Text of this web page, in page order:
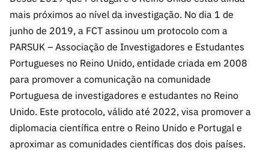
Instituiçõ
es de I&D
Infraestru
turas
Outros
Apoios
Instituiçõ
es I&D
Infraestru
turas
Prémios
Outros
Apoios
Arquivo, Documentação
e Informação
Acesso a dados
estatísticos para fins
científicos – Protocolo
Newsletter
Agenda
Publicações
Media e
Identidade
de Marca
Subscrever
Newsletter
Subscrever
Direct Mail
de
Concursos
SobreA FCT
Transparência
Estudos e Planeamento
Estratégico
Documentos de Gestão
LINKS
RÁPIDOS
A FCT em
Acreditaç
Certificaç
ão e
Benefícios
mais próximos ao nível da investigação. No dia 1 de
junho de 2019, a FCT assinou um protocolo com a
PARSUK – Associação de Investigadores e Estudantes
Portugueses no Reino Unido, entidade criada em 2008
para promover a comunicação na comunidade
Portuguesa de investigadores e estudantes no Reino
Unido. Este protocolo, válido até 2022, visa promover a
diplomacia científica entre o Reino Unido e Portugal e
aproximar as comunidades científicas dos dois países.